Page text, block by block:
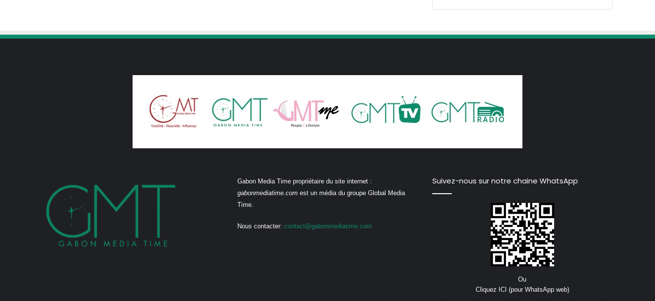
Gabon Media Time propriétaire du site internet :
gabonmediatime.comest un média du groupe Global Media
Time.
Nous contacter: contact@gabonmediatime.com
Suivez-nous sur notre chaine WhatsApp
Ou
Cliquez ICI (pour WhatsApp web)